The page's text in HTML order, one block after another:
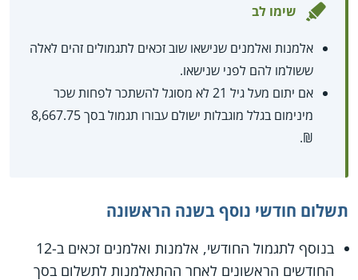
שימו לב
אלמנות ואלמנים שנישאו שוב זכאים לתגמולים זהים לאלה
ששולמו להם לפני שנישאו.
אם יתום מעל גיל 21 לא מסוגל להשתכר לפחות שכר
מינימום בגלל מוגבלות ישולם עבורו תגמול בסך 8,667.75
₪.
תשלום חודשי נוסף בשנה הראשונה
בנוסף לתגמול החודשי, אלמנות ואלמנים זכאים ב-12
החודשים הראשונים לאחר ההתאלמנות לתשלום בסך